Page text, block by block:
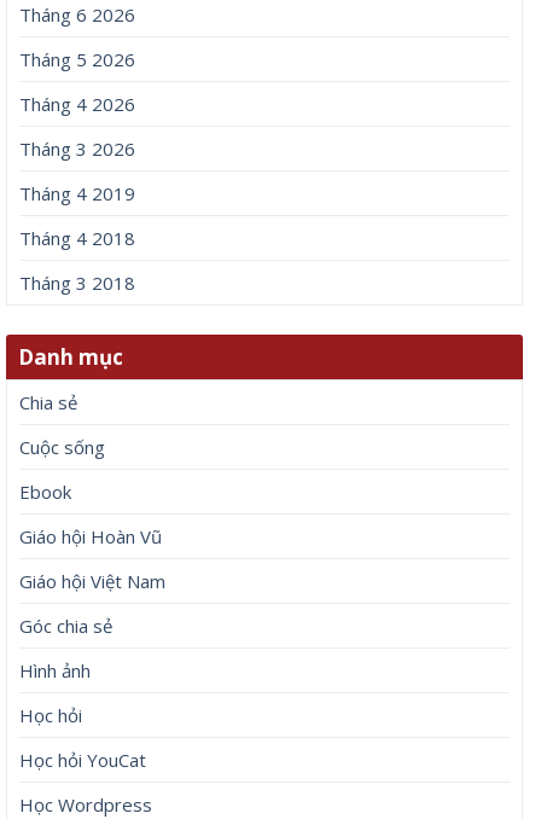
Tháng 6 2026
Tháng 5 2026
Tháng 4 2026
Tháng 3 2026
Tháng 4 2019
Tháng 4 2018
Tháng 3 2018
Danh mục
Chia sẻ
Cuộc sống
Ebook
Giáo hội Hoàn Vũ
Giáo hội Việt Nam
Góc chia sẻ
Hình ảnh
Học hỏi
Học hỏi YouCat
Học Wordpress